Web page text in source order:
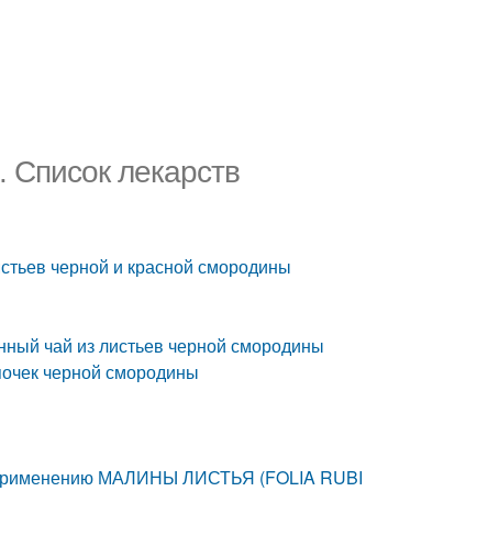
лекарств
черной и красной смородины
чай из листьев черной смородины
черной смородины
применению МАЛИНЫ ЛИСТЬЯ (FOLIA RUBI